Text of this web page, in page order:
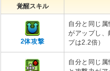
覚醒スキル
2体攻撃
自分と同じ属
がアップし、
プは2.2倍）
自分と同じ